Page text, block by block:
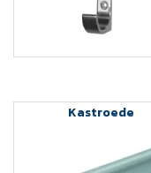
Kastroede